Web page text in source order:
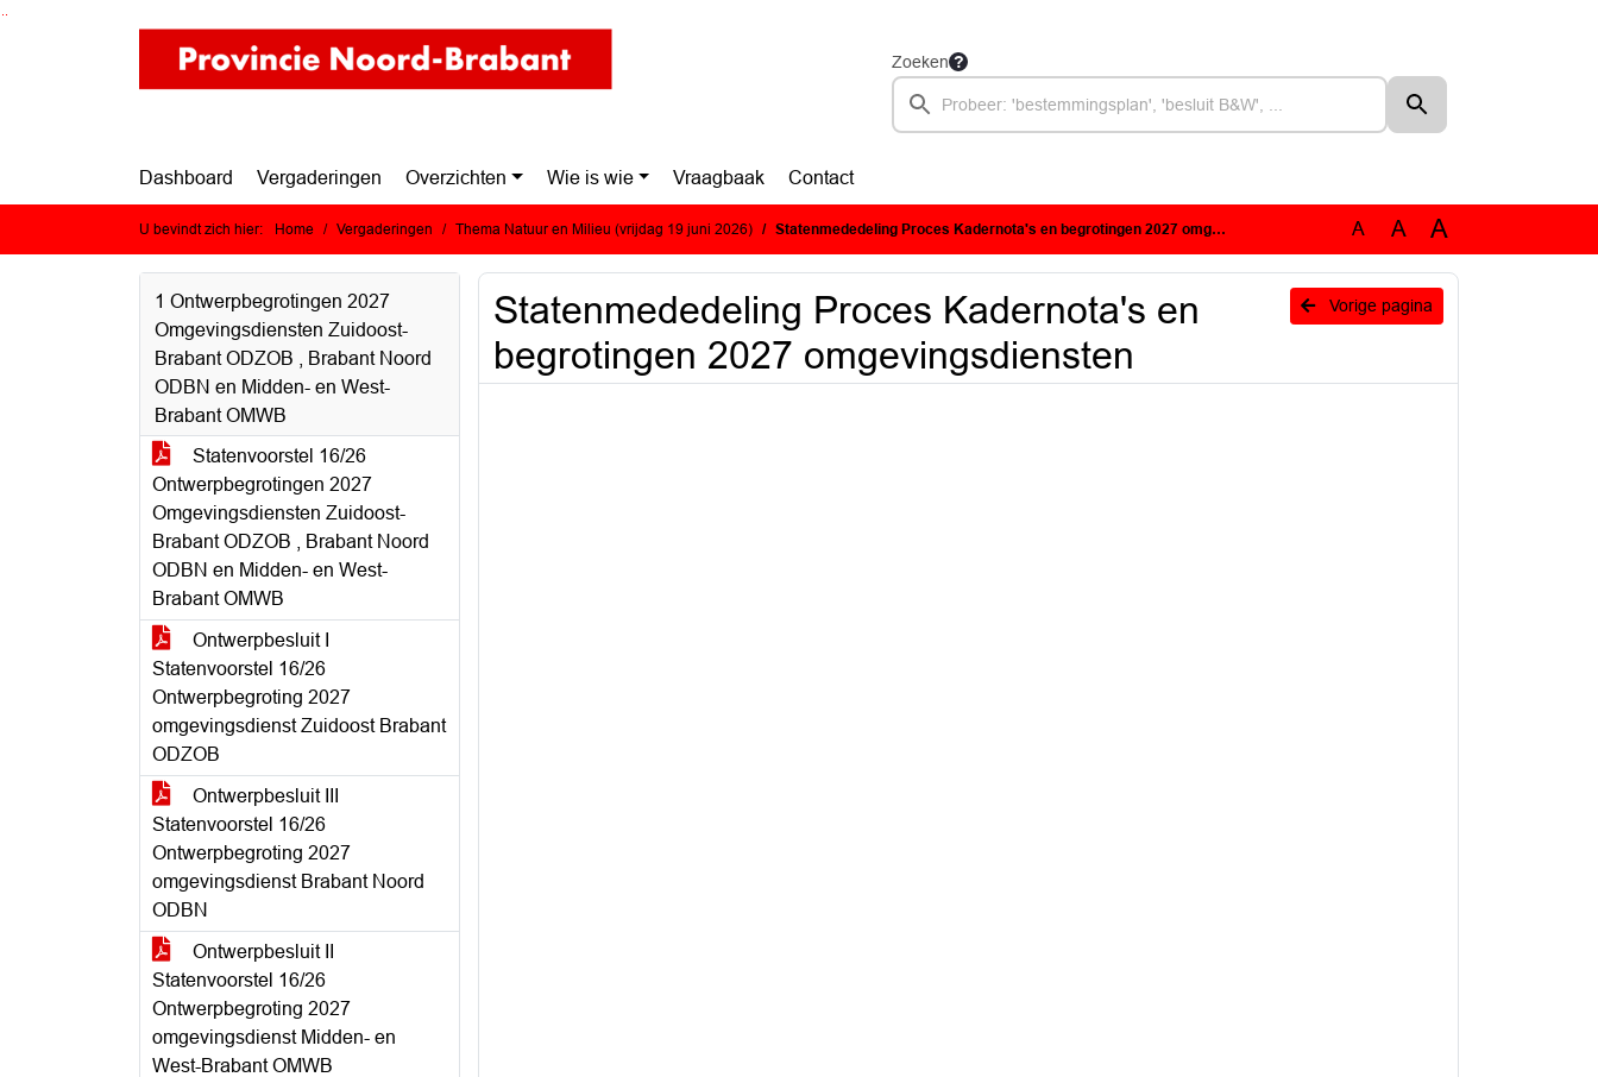
Ga naar de inhoud van deze pagina
Ga naar het zoeken
Ga naar het menu
Zoeken
Dashboard Vergaderingen Overzichten Wie is wie Vraagbaak Contact
U bevindt zich hier: Home Vergaderingen Thema Natuur en Milieu (vrijdag 19 juni 2026) Statenmededeling Proces Kadernota's en begrotingen 2027 omgevingsdiensten A A A
1 Ontwerpbegrotingen 2027
Omgevingsdiensten Zuidoost-
Brabant ODZOB , Brabant Noord
ODBN en Midden- en West-
Brabant OMWB
Statenvoorstel 16/26
Ontwerpbegrotingen 2027
Omgevingsdiensten Zuidoost-
Brabant ODZOB , Brabant Noord
ODBN en Midden- en West-
Brabant OMWB
Ontwerpbesluit I
Statenvoorstel 16/26
Ontwerpbegroting 2027
omgevingsdienst Zuidoost Brabant
ODZOB
Ontwerpbesluit III
Statenvoorstel 16/26
Ontwerpbegroting 2027
omgevingsdienst Brabant Noord
ODBN
Ontwerpbesluit II
Statenvoorstel 16/26
Ontwerpbegroting 2027
omgevingsdienst Midden- en
West-Brabant OMWB
Vorige pagina
Statenmededeling Proces Kadernota's en
begrotingen 2027 omgevingsdiensten